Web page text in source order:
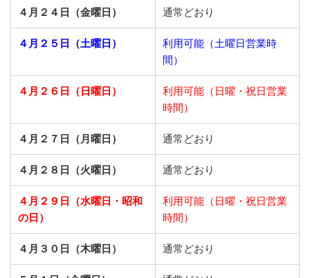
４月２４日（金曜日） 通常どおり
４月２５日（土曜日）
利用可能（土曜日営業時
間）
４月２６日（日曜日）
利用可能（日曜・祝日営業
時間）
４月２７日（月曜日） 通常どおり
４月２８日（火曜日） 通常どおり
４月２９日（水曜日・昭和
の日）
利用可能（日曜・祝日営業
時間）
４月３０日（木曜日） 通常どおり